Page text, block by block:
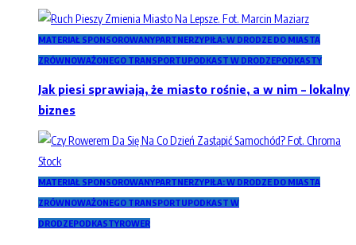
MATERIAŁ SPONSOROWANYPARTNERZYPIŁA: W DRODZE DO MIASTA
ZRÓWNOWAŻONEGO TRANSPORTUPODKAST W DRODZEPODKASTY
Jak piesi sprawiają, że miasto rośnie, a w nim – lokalny
biznes
MATERIAŁ SPONSOROWANYPARTNERZYPIŁA: W DRODZE DO MIASTA
ZRÓWNOWAŻONEGO TRANSPORTUPODKAST W
DRODZEPODKASTYROWER